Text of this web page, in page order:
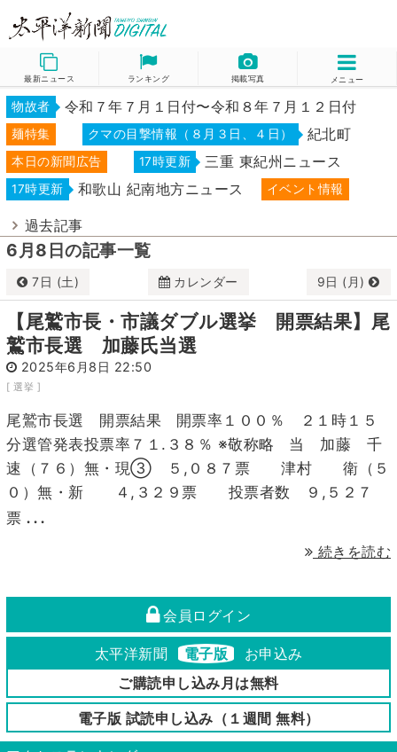
最新ニュース ランキング 掲載写真 メニュー
物故者 令和７年７月１日付〜令和８年７月１２日付
麺特集 クマの目撃情報（８月３日、４日） 紀北町
本日の新聞広告 17時更新 三重 東紀州ニュース
17時更新 和歌山 紀南地方ニュース イベント情報
過去記事
6月8日の記事一覧
7日 (土) カレンダー 9日 (月)
6月 2025
日 月 火 水 金
1
2
15
16 17 18 19 20
21
22
23 24 25 26 27
28
29
1 3 4
【尾鷲市長・市議ダブル選挙 開票結果】尾
鷲市長選 加藤氏当選
2025年6月8日 22:50
[ 選挙 ]
尾鷲市長選 開票結果 開票率１００％ ２１時１５
分選管発表投票率７１.３８％ ※敬称略 当 加藤 千
速（７６）無・現③ ５,０８７票 津村 衛（５
０）無・新 ４,３２９票 投票者数 ９,５２７
票 ...
続きを読む
会員ログイン
太平洋新聞 電子版
お申込み
ご購読申し込み月は無料
電子版 試読申し込み（１週間 無料）